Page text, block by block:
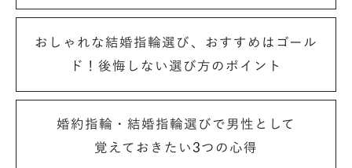
2.4mm以下の細身の結婚指輪を探す
■【結婚指輪2.5mm幅】の特徴と注意点
おしゃれな結婚指輪選び、おすすめはゴール
ド！後悔しない選び方のポイント
婚約指輪・結婚指輪選びで男性として
覚えておきたい3つの心得